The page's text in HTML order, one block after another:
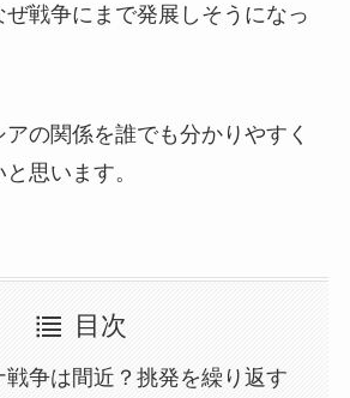
戦争にまで発展しそうになっ
の関係を誰でも分かりやすく
思います。
目次
戦争は間近？挑発を繰り返す